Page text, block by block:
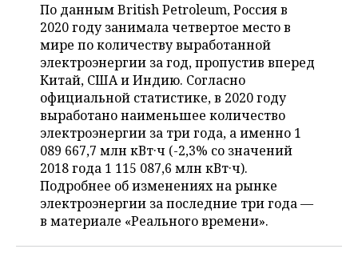
КОРОЛИ ГОСЗАКАЗА ПФО
ВУЗЫ ТАТАРСТАНА
КОМУ ПРИНАДЛЕЖАТ
ТОРГОВЫЕ ЦЕНТРЫ
ТАТАРСТАНА
ФИНАНСЫ
БАНКИ
БЮДЖЕТ
ИНВЕСТИЦИИ
НОВОСТИ
ПРОМЫШЛЕННОСТИ
АГРОПРОМ
МАШИНОСТРОЕНИЕ
НЕФТЕХИМИЯ
НЕФТЬ
ОПК
НЕДВИЖИМОСТЬ
НОВОСТИ НЕДВИЖИМОСТИ
АВТО
НОВОСТИ АВТО
БИЗНЕС
НОВОСТИ БИЗНЕСА
РОЗНИЧНАЯ ТОРГОВЛЯ
ТРАНСПОРТ
УСЛУГИ
ТЕХНОЛОГИИ
НОВОСТИ ТЕХНОЛОГИЙ
МЕДИА
МЕРОПРИЯТИЯ
НОВОСТИ МЕРОПРИЯТИЙ
ВЫЕЗДНАЯ РЕДАКЦИЯ
СПОРТ
НОВОСТИ СПОРТА
ОБЩЕСТВО
По данным British Petroleum, Россия в
2020 году занимала четвертое место в
мире по количеству выработанной
электроэнергии за год, пропустив вперед
Китай, США и Индию. Согласно
официальной статистике, в 2020 году
выработано наименьшее количество
электроэнергии за три года, а именно 1
089 667,7 млн кВт·ч (-2,3% со значений
2018 года 1 115 087,6 млн кВт·ч).
Подробнее об изменениях на рынке
электроэнергии за последние три года —
в материале «Реального времени».